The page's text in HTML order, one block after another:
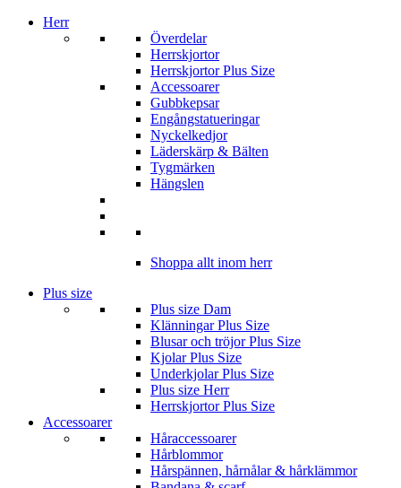
Herr
Överdelar
Herrskjortor
Herrskjortor Plus Size
Accessoarer
Gubbkepsar
Engångstatueringar
Nyckelkedjor
Läderskärp & Bälten
Tygmärken
Hängslen
Shoppa allt inom herr
Plus size
Plus size Dam
Klänningar Plus Size
Blusar och tröjor Plus Size
Kjolar Plus Size
Underkjolar Plus Size
Plus size Herr
Herrskjortor Plus Size
Accessoarer
Håraccessoarer
Hårblommor
Hårspännen, hårnålar & hårklämmor